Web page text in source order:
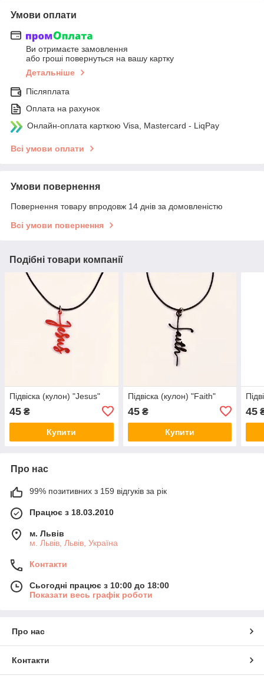
Умови оплати
Ви отримаєте замовлення
або гроші повернуться на вашу картку
Детальніше
Післяплата
Оплата на рахунок
Онлайн-оплата карткою Visa, Mastercard - LiqPay
Всі умови оплати
Умови повернення
Повернення товару впродовж 14 днів за домовленістю
Всі умови повернення
Подібні товари компанії
Підвіска (кулон) "Jesus"
45 ₴
Купити
Підвіска (кулон) "Faith"
45₴
Купити
45
Про нас
99% позитивних з 159 відгуків за рік
Працює з 18.03.2010
м. Львів
м. Львів, Львів, Україна
Контакти
Сьогодні працює з 10:00 до 18:00
Показати весь графік роботи
Про нас
Контакти